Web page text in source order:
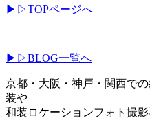
▶︎▷TOPページへ
▶︎▷BLOG一覧へ
京都・大阪・神戸・関西で
装や
和装ロケーションフォト撮